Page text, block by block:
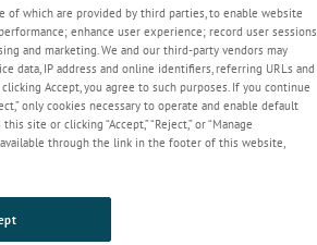
degli analizzatori di
of which are provided by third parties, to enable website
enhance user experience; record user sessions
and marketing. We and our third-party vendors may
data, IP address and online identifiers, referring URLs and
Accept, you agree to such purposes. If you continue
only cookies necessary to operate and enable default
site or clicking “Accept,” “Reject,” or “Manage
through the link in the footer of this website,